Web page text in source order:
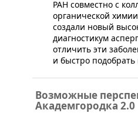
РАН совместно с
органической
создали новый
диагностикум
отличить эти
и быстро
Возможные
Академгородка 2.0